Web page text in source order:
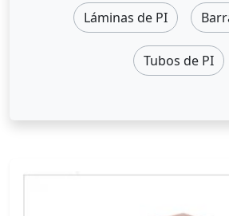
Láminas de PI
Tubos de PI